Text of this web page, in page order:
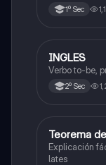
1º Sec
Inglés
INGLES
Verbo to-be,
2º Sec
Matemáticas
Teorema
Explicación
lates